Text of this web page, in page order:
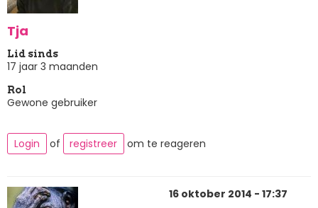
Tja
Lid sinds
17 jaar 3 maanden
Rol
Gewone gebruiker
Login of registreer om te reageren
16 oktober 2014 - 17:37